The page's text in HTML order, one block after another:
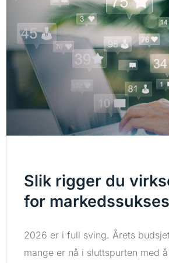
Slik rigger du
for
2026 er i full sving. Årets
mange er nå i sluttspurten med